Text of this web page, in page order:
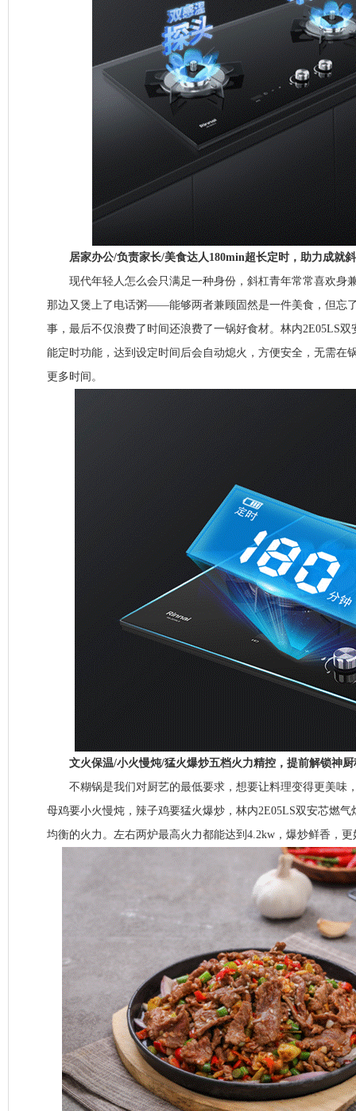
居家办公/负责家长/美食达人180min超长定时，助力成就
现代年轻人怎么会只满足一种身份，斜杠青年常常喜欢身
那边又煲上了电话粥——能够两者兼顾固然是一件美食，但忘
事，最后不仅浪费了时间还浪费了一锅好食材。林内2E05LS双
能定时功能，达到设定时间后会自动熄火，方便安全，无需在
更多时间。
文火保温/小火慢炖/猛火爆炒五档火力精控，提前解锁神厨
不糊锅是我们对厨艺的最低要求，想要让料理变得更美味
母鸡要小火慢炖，辣子鸡要猛火爆炒，林内2E05LS双安芯燃
均衡的火力。左右两炉最高火力都能达到4.2kw，爆炒鲜香，